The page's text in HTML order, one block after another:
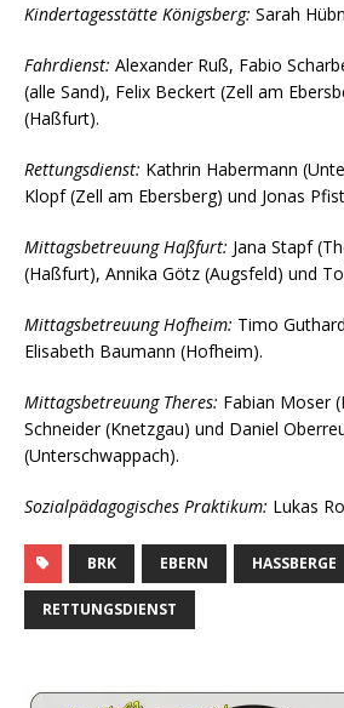
Kindertagesstätte Königsberg: Sarah
Fahrdienst: Alexander Ruß, Fabio
(alle Sand), Felix Beckert (Zell am
(Haßfurt).
Rettungsdienst: Kathrin Habermann
Klopf (Zell am Ebersberg) und Jonas
Mittagsbetreuung Haßfurt: Jana Stapf
(Haßfurt), Annika Götz (Augsfeld) und
Mittagsbetreuung Hofheim: Timo
Elisabeth Baumann (Hofheim).
Mittagsbetreuung Theres: Fabian Moser
Schneider (Knetzgau) und Daniel
(Unterschwappach).
Sozialpädagogisches Praktikum: Lukas
BRK EBERN HASSBERGE
RETTUNGSDIENST